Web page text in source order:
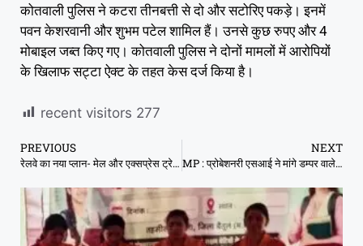
कोतवाली पुलिस ने कटरा तीनबत्ती से दो और सटोरिए पकड़े। इनमें
पवन केशरवानी और शुभम पटेल शामिल हैं। उनसे कुछ रुपए और 4
मोबाइल जब्त किए गए। कोतवाली पुलिस ने दोनों मामलों में आरोपियों
के खिलाफ सट्टा ऐक्ट के तहत केस दर्ज किया है।
recent visitors 277
PREVIOUS
रेलवे का नया प्लान- मेल और एक्सप्रेस ट्रेन से हटाए जाएंगे स्लीपर कोच, सिर्फ AC बोगी रहेंगी
NEXT
MP : प्रोबेशनरी एसआई ने मांगे डम्पर वाले से 50 हजार, एसपी ने सस्पेंड किया